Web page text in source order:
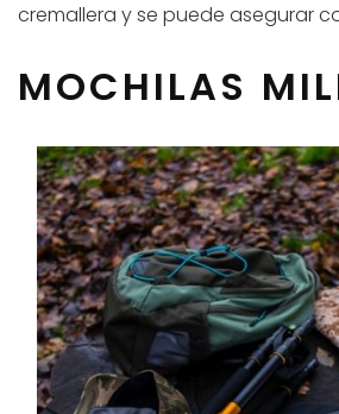
cremallera y se puede asegurar
MOCHILAS